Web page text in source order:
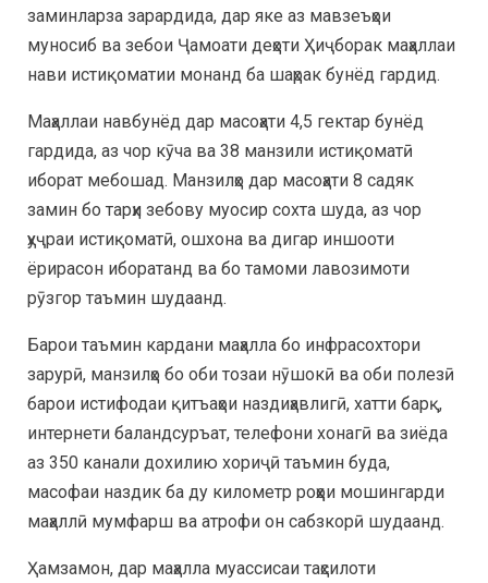
заминларза зарардида, дар яке аз мавзеъҳои
муносиб ва зебои Ҷамоати деҳоти Ҳиҷборак маҳаллаи
нави истиқоматии монанд ба шаҳрак бунёд гардид.
Маҳаллаи навбунёд дар масоҳати 4,5 гектар бунёд
гардида, аз чор кӯча ва 38 манзили истиқоматӣ
иборат мебошад. Манзилҳо дар масоҳати 8 садяк
замин бо тарҳи зебову муосир сохта шуда, аз чор
ҳуҷраи истиқоматӣ, ошхона ва дигар иншооти
ёрирасон иборатанд ва бо тамоми лавозимоти
рӯзгор таъмин шудаанд.
Барои таъмин кардани маҳалла бо инфрасохтори
зарурӣ, манзилҳо бо оби тозаи нӯшокӣ ва оби полезӣ
барои истифодаи қитъаҳои наздиҳавлигӣ, хатти барқ,
интернети баландсуръат, телефони хонагӣ ва зиёда
аз 350 канали дохилию хориҷӣ таъмин буда,
масофаи наздик ба ду километр роҳҳои мошингарди
маҳаллӣ мумфарш ва атрофи он сабзкорӣ шудаанд.
Ҳамзамон, дар маҳалла муассисаи таҳсилоти